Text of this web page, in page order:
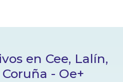
en Cee, Lalín,
- Oe+